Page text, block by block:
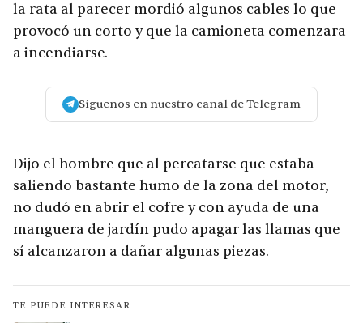
la rata al parecer mordió algunos cables lo que
provocó un corto y que la camioneta comenzara
a incendiarse.
Síguenos en nuestro canal de Telegram
Dijo el hombre que al percatarse que estaba
saliendo bastante humo de la zona del motor,
no dudó en abrir el cofre y con ayuda de una
manguera de jardín pudo apagar las llamas que
sí alcanzaron a dañar algunas piezas.
TE PUEDE INTERESAR